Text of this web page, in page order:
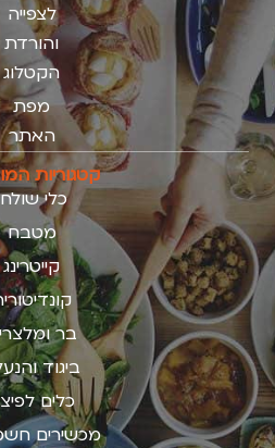
לצפייה
והורדת
הקטלוג
מפת
האתר
קטגוריות
כלי
מטבח
קייטרינג
בר
ביגוד
כלים
מכשירים